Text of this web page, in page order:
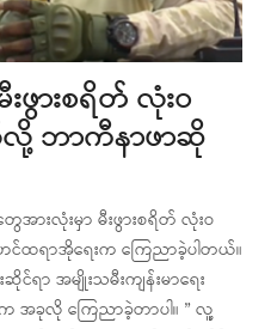
ဖွားစရိတ် လုံးဝ
ဘာကီနာဖာဆို
ားလုံးမှာ မီးဖွားစရိတ် လုံးဝ
ထရာအိုရေးက ကြေညာခဲ့ပါတယ်။
င်ရာ အမျိုးသမီးကျန်းမာရေး
အခုလို ကြေညာခဲ့တာပါ။ ” လူ့